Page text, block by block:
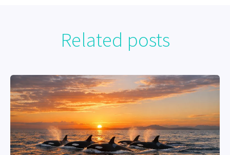
Related posts